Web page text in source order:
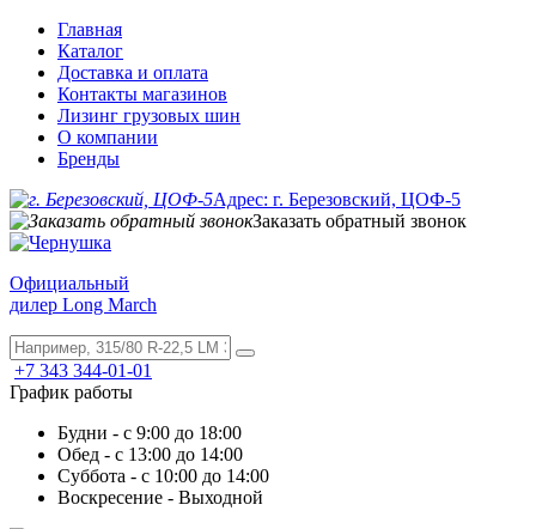
Главная
Каталог
Доставка и оплата
Контакты магазинов
Лизинг грузовых шин
О компании
Бренды
Адрес: г. Березовский, ЦОФ-5
Заказать обратный звонок
Официальный
дилер Long March
+7 343 344-01-01
График работы
Будни - с 9:00 до 18:00
Обед - с 13:00 до 14:00
Суббота - с 10:00 до 14:00
Воскресение - Выходной